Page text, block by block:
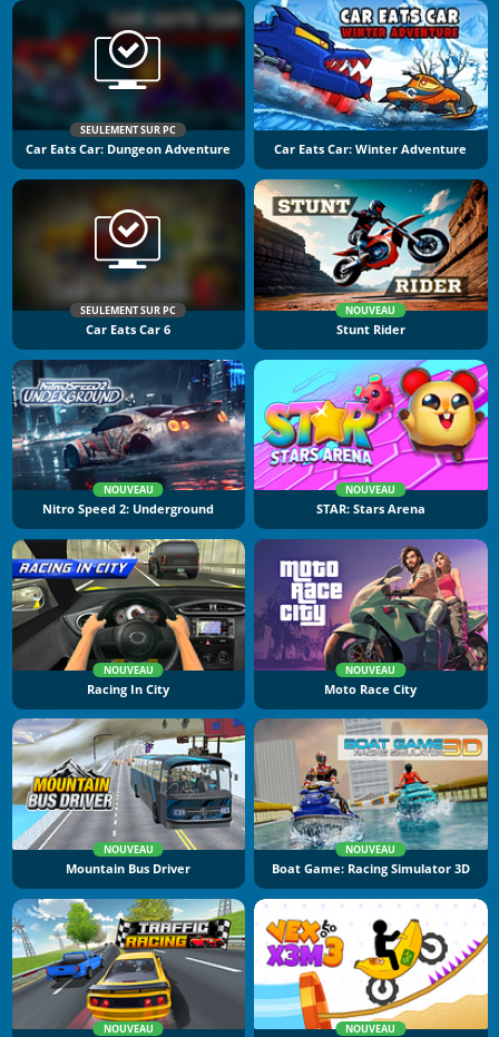
SEULEMENT SUR PC
Car Eats Car: Dungeon Adventure Car Eats Car: Winter Adventure
SEULEMENT SUR PC
Car Eats Car 6
NOUVEAU
Stunt Rider
NOUVEAU
Nitro Speed 2: Underground
NOUVEAU
STAR: Stars Arena
NOUVEAU
Racing In City
NOUVEAU
Moto Race City
NOUVEAU
Mountain Bus Driver
NOUVEAU
Boat Game: Racing Simulator 3D
NOUVEAU NOUVEAU